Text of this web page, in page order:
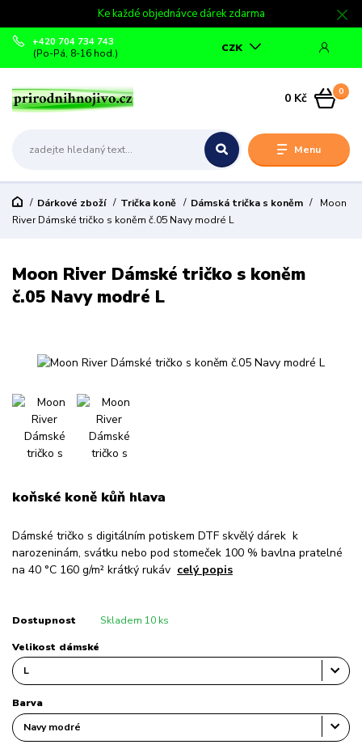
Ke každé objednávce dárek zdarma
Menu
CZK
+420 704 734 743
(Po-Pá, 8-16 hod.)
0
0 Kč
Dárkové zboží Trička koně Dámská trička s koněm
Moon
River Dámské tričko s koněm č.05 Navy modré L
Moon River Dámské tričko s koněm
č.05 Navy modré L
koňské koně kůň hlava
Dámské tričko s digitálním potiskem DTF skvělý dárek k
narozeninám, svátku nebo pod stomeček 100 % bavlna pratelné
na 40 °C 160 g/m² krátký rukáv celý popis
Dostupnost Skladem 10 ks
Velikost dámské
Barva